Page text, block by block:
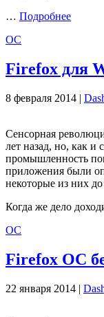
… Подробнее
ОС
Firefox для
8 февраля 2014 |
Сенсорная
лет назад, но, как и
промышленность
приложения были
некоторые из них
Когда же дело
ОС
Firefox OС
22 января 2014 |